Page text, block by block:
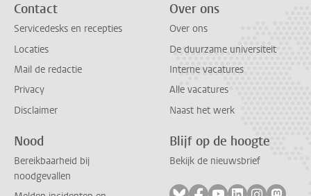
Contact
Servicedesks en recepties
Locaties
Mail de redactie
Privacy
Disclaimer
Over ons
Over ons
De duurzame universiteit
Interne vacatures
Alle vacatures
Naast het werk
Nood
Bereikbaarheid bij
noodgevallen
Blijf op de hoogte
Bekijk de nieuwsbrief
Volg ons op bluesky
Volg ons op facebook
Volg ons op
Volg ons op
Volg ons
Volg